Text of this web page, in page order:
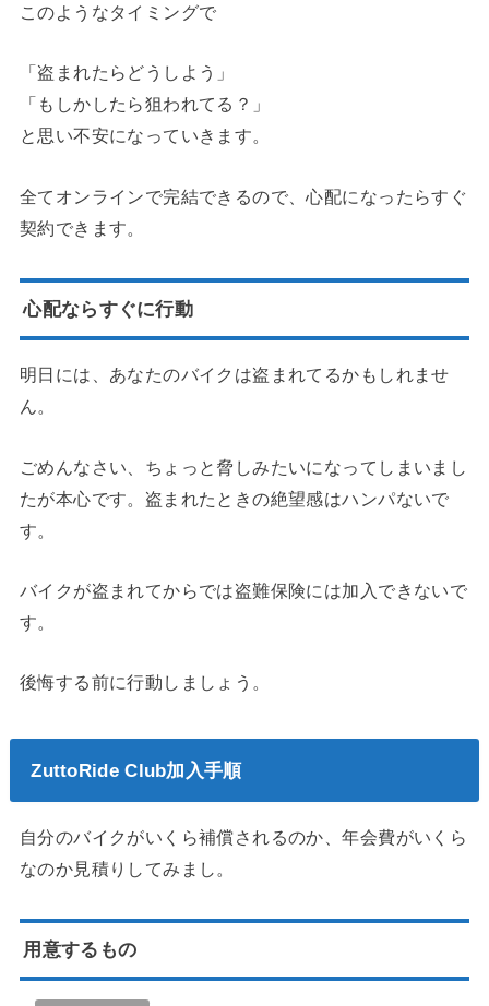
このようなタイミングで
「盗まれたらどうしよう」
「もしかしたら狙われてる？」
と思い不安になっていきます。
全てオンラインで完結できるので、心配になったらすぐ
契約できます。
心配ならすぐに行動
明日には、あなたのバイクは盗まれてるかもしれませ
ん。
ごめんなさい、ちょっと脅しみたいになってしまいまし
たが本心です。盗まれたときの絶望感はハンパないで
す。
バイクが盗まれてからでは盗難保険には加入できないで
す。
後悔する前に行動しましょう。
ZuttoRide Club加入手順
自分のバイクがいくら補償されるのか、年会費がいくら
なのか見積りしてみまし。
用意するもの